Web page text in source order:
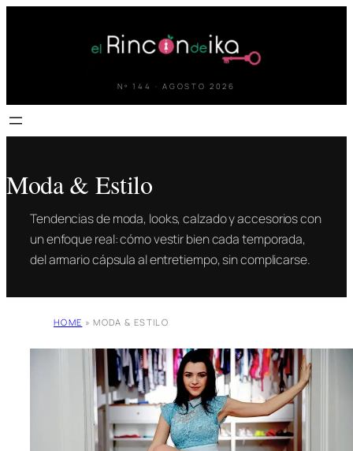
Nº 144 · AGOSTO 2026
Moda & Estilo
Tendencias de moda, looks, calzado y accesorios con
un enfoque real: cómo vestir bien cada temporada,
del armario cápsula al entretiempo, sin complicarse.
HOME » MODA & ESTILO